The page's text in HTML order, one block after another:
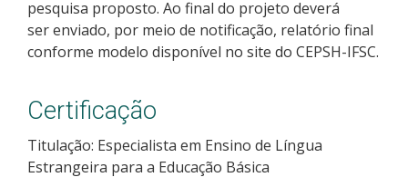
pesquisa proposto. Ao final do projeto deverá
ser enviado, por meio de notificação, relatório final
conforme modelo disponível no site do CEPSH-IFSC.
Certificação
Titulação: Especialista em Ensino de Língua
Estrangeira para a Educação Básica